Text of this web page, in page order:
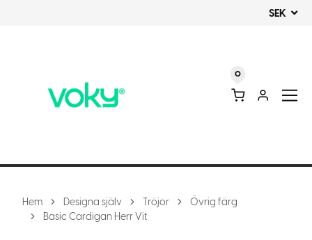
SEK
0
Hem Designa själv Tröjor
Övrig färg
Basic Cardigan Herr Vit